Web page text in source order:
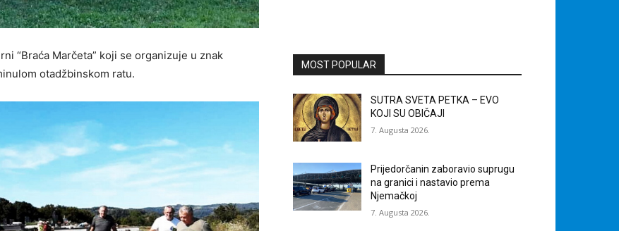
“Braća Marčeta” koji se organizuje u znak
otadžbinskom ratu.
MOST POPULAR
SUTRA SVETA PETKA – EVO
KOJI SU OBIČAJI
7. Augusta 2026.
Prijedorčanin zaboravio suprugu
na granici i nastavio prema
Njemačkoj
7. Augusta 2026.